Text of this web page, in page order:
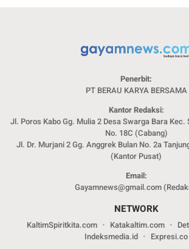
Penerbit:
PT BERAU KARYA BERSAMA
Kantor Redaksi:
Jl. Poros Kabo Gg. Mulia 2 Desa Swarga Bara Kec.
No. 18C (Cabang)
Jl. Dr. Murjani 2 Gg. Anggrek Bulan No. 2a
(Kantor Pusat)
Email:
Gayamnews@gmail.com
NETWORK
KaltimSpiritkita.com Katakaltim.com
Indeksmedia.id
Expresi.co